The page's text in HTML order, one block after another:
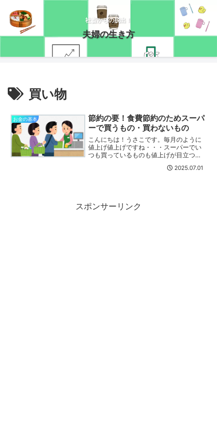
社畜からの脱出！
夫婦の生き方
買い物
お金の基本
節約の要！食費節約のためスーパ
ーで買うもの・買わないもの
こんにちは！うさこです。毎月のように
値上げ値上げですね・・・スーパーでい
つも買っているものも値上げが目立つよ
スーパーの会計で支払っている金額はそ
2025.07.01
スポンサーリンク